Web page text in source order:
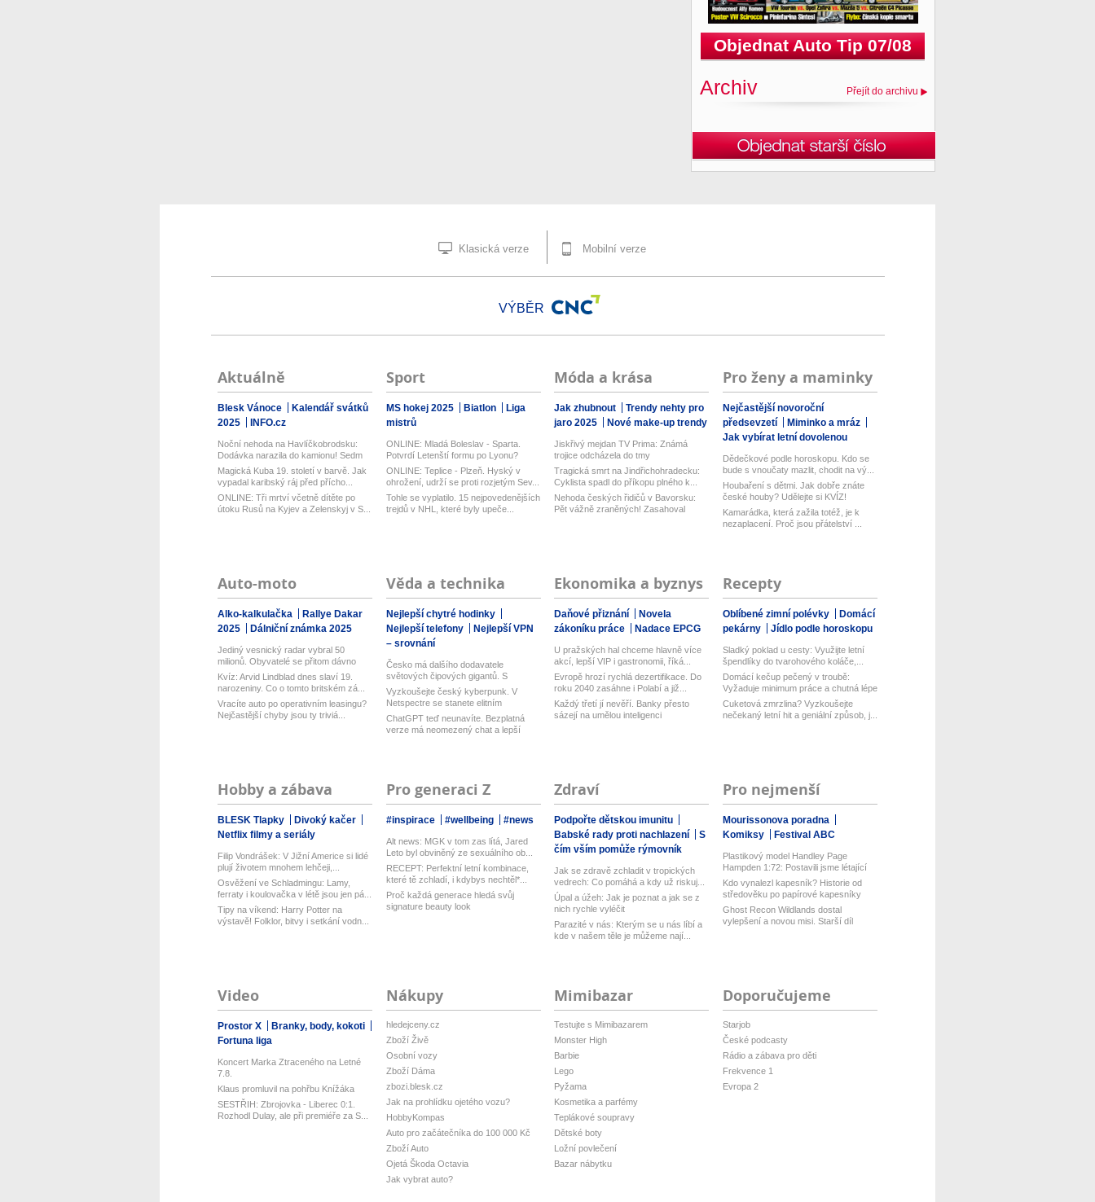
Objednat Auto Tip 07/08
Archiv Přejít do archivu
Klasická verze Mobilní verze
VÝBĚR
Aktuálně
Blesk Vánoce
Kalendář svátků
2025
INFO.cz
Noční nehoda na Havlíčkobrodsku:
Dodávka narazila do kamionu! Sedm
zra...
Magická Kuba 19. století v barvě. Jak
vypadal karibský ráj před přícho...
ONLINE: Tři mrtví včetně dítěte po
útoku Rusů na Kyjev a Zelenskyj v S...
Sport
MS hokej 2025 Biatlon
Liga
mistrů
ONLINE: Mladá Boleslav - Sparta.
Potvrdí Letenští formu po Lyonu?
Mace...
ONLINE: Teplice - Plzeň. Hyský v
ohrožení, udrží se proti rozjetým Sev...
Tohle se vyplatilo. 15 nejpovedenějších
trejdů v NHL, které byly upeče...
Móda a krása
Jak zhubnout
Trendy nehty pro
jaro 2025
Nové make-up trendy
Jiskřivý mejdan TV Prima: Známá
trojice odcházela do tmy
Tragická smrt na Jindřichohradecku:
Cyklista spadl do příkopu plného k...
Nehoda českých řidičů v Bavorsku:
Pět vážně zraněných! Zasahoval
Pro ženy a maminky
Nejčastější novoroční
předsevzetí
Miminko a mráz
Jak vybírat letní dovolenou
Dědečkové podle horoskopu. Kdo se
bude s vnoučaty mazlit, chodit na vý...
Houbaření s dětmi. Jak dobře znáte
české houby? Udělejte si KVÍZ!
Kamarádka, která zažila totéž, je k
nezaplacení. Proč jsou přátelství ...
Auto-moto
Alko-kalkulačka
Rallye Dakar
2025
Dálniční známka 2025
Jediný vesnický radar vybral 50
milionů. Obyvatelé se přitom dávno
bou...
Kvíz: Arvid Lindblad dnes slaví 19.
narozeniny. Co o tomto britském zá...
Vracíte auto po operativním leasingu?
Nejčastější chyby jsou ty triviá...
Věda a technika
Nejlepší chytré hodinky
Nejlepší telefony
Nejlepší VPN
– srovnání
Česko má dalšího dodavatele
světových čipových gigantů. S
expanzí na T...
Vyzkoušejte český kyberpunk. V
Netspectre se stanete elitním
hackerem ...
ChatGPT teď neunavíte. Bezplatná
verze má neomezený chat a lepší
Ekonomika a byznys
Daňové přiznání
Novela
zákoníku práce
Nadace EPCG
U pražských hal chceme hlavně více
akcí, lepší VIP i gastronomii, říká...
Evropě hrozí rychlá dezertifikace. Do
roku 2040 zasáhne i Polabí a již...
Každý třetí jí nevěří. Banky přesto
sázejí na umělou inteligenci
Recepty
Oblíbené zimní polévky
Domácí
pekárny
Jídlo podle horoskopu
Sladký poklad u cesty: Využijte letní
špendlíky do tvarohového koláče,...
Domácí kečup pečený v troubě:
Vyžaduje minimum práce a chutná lépe
než...
Cuketová zmrzlina? Vyzkoušejte
nečekaný letní hit a geniální způsob, j...
Hobby a zábava
BLESK Tlapky
Divoký kačer
Netflix filmy a seriály
Filip Vondrášek: V Jižní Americe si lidé
plují životem mnohem lehčeji,...
Osvěžení ve Schladmingu: Lamy,
ferraty i koulovačka v létě jsou jen pá...
Tipy na víkend: Harry Potter na
výstavě! Folklor, bitvy i setkání vodn...
Pro generaci Z
#inspirace #wellbeing #news
Alt news: MGK v tom zas lítá, Jared
Leto byl obviněný ze sexuálního ob...
RECEPT: Perfektní letní kombinace,
které tě zchladí, i kdybys nechtěl*...
Proč každá generace hledá svůj
signature beauty look
Zdraví
Podpořte dětskou imunitu
Babské rady proti nachlazení
S
čím vším pomůže rýmovník
Jak se zdravě zchladit v tropických
vedrech: Co pomáhá a kdy už riskuj...
Úpal a úžeh: Jak je poznat a jak se z
nich rychle vyléčit
Parazité v nás: Kterým se u nás líbí a
kde v našem těle je můžeme nají...
Pro nejmenší
Mourissonova poradna
Komiksy
Festival ABC
Plastikový model Handley Page
Hampden 1:72: Postavili jsme létající
ku...
Kdo vynalezl kapesník? Historie od
středověku po papírové kapesníky
Ghost Recon Wildlands dostal
vylepšení a novou misi. Starší díl
Video
Prostor X
Branky, body, kokoti
Fortuna liga
Koncert Marka Ztraceného na Letné
7.8.
Klaus promluvil na pohřbu Knížáka
SESTŘIH: Zbrojovka - Liberec 0:1.
Rozhodl Dulay, ale při premiéře za S...
Nákupy
hledejceny.cz
Zboží Živě
Osobní vozy
Zboží Dáma
zbozi.blesk.cz
Jak na prohlídku ojetého vozu?
HobbyKompas
Auto pro začátečníka do 100 000 Kč
Zboží Auto
Ojetá Škoda Octavia
Jak vybrat auto?
Mimibazar
Testujte s Mimibazarem
Monster High
Barbie
Lego
Pyžama
Kosmetika a parfémy
Teplákové soupravy
Dětské boty
Ložní povlečení
Bazar nábytku
Doporučujeme
Starjob
České podcasty
Rádio a zábava pro děti
Frekvence 1
Evropa 2